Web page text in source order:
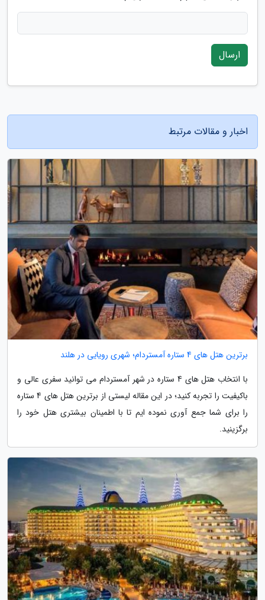
ارسال
اخبار و مقالات مرتبط
برترین هتل های 4 ستاره آمستردام؛ شهری رویایی در هلند
با انتخاب هتل های 4 ستاره در شهر آمستردام می توانید سفری عالی و
باکیفیت را تجربه کنید؛ در این مقاله لیستی از برترین هتل های 4 ستاره
را برای شما جمع آوری نموده ایم تا با اطمینان بیشتری هتل خود را
برگزینید.